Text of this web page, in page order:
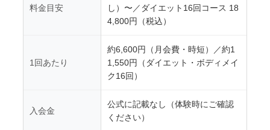
料金目安
し）〜／ダイエット16回コース 18
4,800円（税込）
1回あたり
約6,600円（月会費・時短）／約1
1,550円（ダイエット・ボディメイ
ク16回）
入会金
公式に記載なし（体験時にご確認
ください）